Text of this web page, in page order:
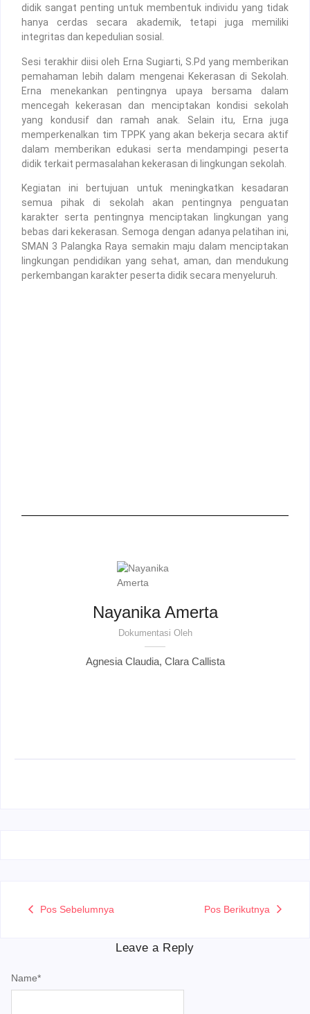
didik sangat penting untuk membentuk individu yang tidak
hanya cerdas secara akademik, tetapi juga memiliki
integritas dan kepedulian sosial.
Sesi terakhir diisi oleh Erna Sugiarti, S.Pd yang memberikan
pemahaman lebih dalam mengenai Kekerasan di Sekolah.
Erna menekankan pentingnya upaya bersama dalam
mencegah kekerasan dan menciptakan kondisi sekolah
yang kondusif dan ramah anak. Selain itu, Erna juga
memperkenalkan tim TPPK yang akan bekerja secara aktif
dalam memberikan edukasi serta mendampingi peserta
didik terkait permasalahan kekerasan di lingkungan sekolah.
Kegiatan ini bertujuan untuk meningkatkan kesadaran
semua pihak di sekolah akan pentingnya penguatan
karakter serta pentingnya menciptakan lingkungan yang
bebas dari kekerasan. Semoga dengan adanya pelatihan ini,
SMAN 3 Palangka Raya semakin maju dalam menciptakan
lingkungan pendidikan yang sehat, aman, dan mendukung
perkembangan karakter peserta didik secara menyeluruh.
Nayanika Amerta
Dokumentasi Oleh
Agnesia Claudia, Clara Callista
Pos Sebelumnya Pos Berikutnya
Leave a Reply
Name*